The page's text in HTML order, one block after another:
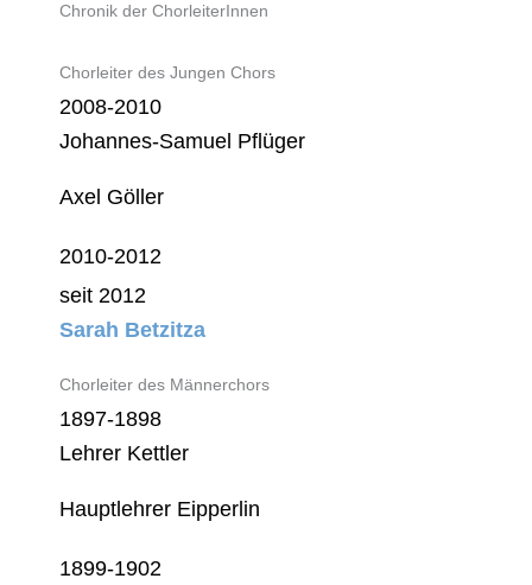
Chronik der ChorleiterInnen
Chorleiter des Jungen Chors
2008-2010
Johannes-Samuel Pflüger
Axel Göller
2010-2012
seit 2012
Sarah Betzitza
Chorleiter des Männerchors
1897-1898
Lehrer Kettler
Hauptlehrer Eipperlin
1899-1902